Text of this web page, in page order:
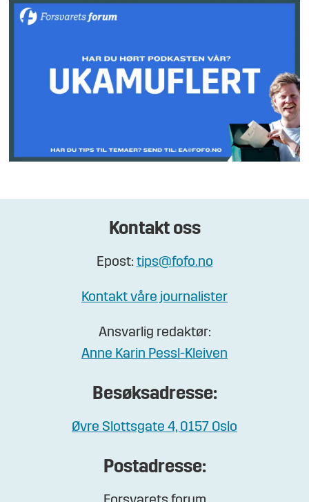
Kontakt oss
Epost: tips@fofo.no
Kontakt våre journalister
Ansvarlig redaktør:
Anne Karin Pessl-Kleiven
Besøksadresse:
Øvre Slottsgate 4, 0157 Oslo
Postadresse: